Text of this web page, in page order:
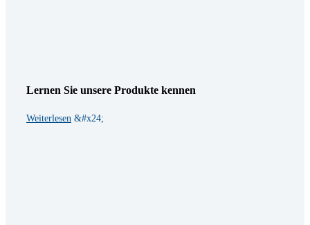
Lernen Sie unsere Produkte kennen
Weiterlesen